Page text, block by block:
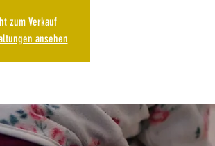
zum Verkauf
ansehen